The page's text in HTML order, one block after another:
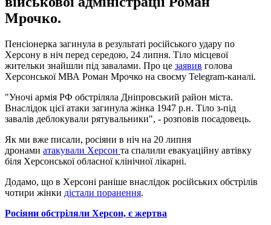
Мрочко.
Пенсіонерка загинула в результаті російського удару по
Херсону в ніч перед середою, 24 липня. Тіло місцевої
жительки знайшли під завалами. Про це заявив голова
Херсонської МВА Роман Мрочко на своєму Telegram-каналі.
"Уночі армія РФ обстріляла Дніпровський район міста.
Внаслідок цієї атаки загинула жінка 1947 р.н. Тіло з-під
завалів деблокували рятувальники", - розповів посадовець.
Як ми вже писали, росіяни в ніч на 20 липня
дронами атакували Херсон та спалили евакуаційну автівку
біля Херсонської обласної клінічної лікарні.
Додамо, що в Херсоні раніше внаслідок російських обстрілів
чотири жінки дістали поранення.
Росіяни обстріляли Херсон, є жертва